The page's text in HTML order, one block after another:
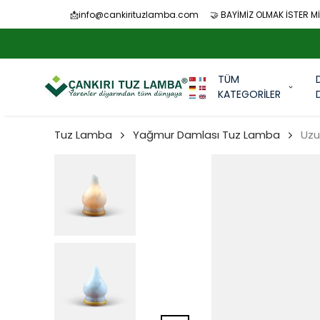
📩info@cankirituzlamba.com 🤝 BAYİMİZ OLMAK İSTER
TÜM
KATEGORİLER
Tuz Lamba Yağmur Damlası Tuz Lamba